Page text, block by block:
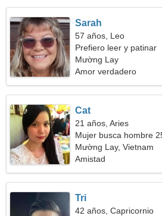
Sarah
57 años, Leo
Prefiero leer y patinar
Mường Lay
Amor verdadero
Cat
21 años, Aries
Mujer busca hombre
Mường Lay, Vietnam
Amistad
Tri
42 años, Capricornio